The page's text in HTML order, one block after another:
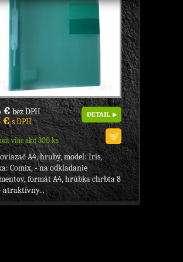
€bez DPH
€s DPH
viac ako 300 ks
DETAIL
A4, hrubý, model: Iris,
Comix, - na odkladanie
formát A4, hrúbka chrbta 8
atraktívny...